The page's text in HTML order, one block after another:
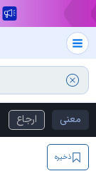
معنی ارجاع
ذخیره